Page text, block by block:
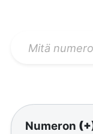
Numeron